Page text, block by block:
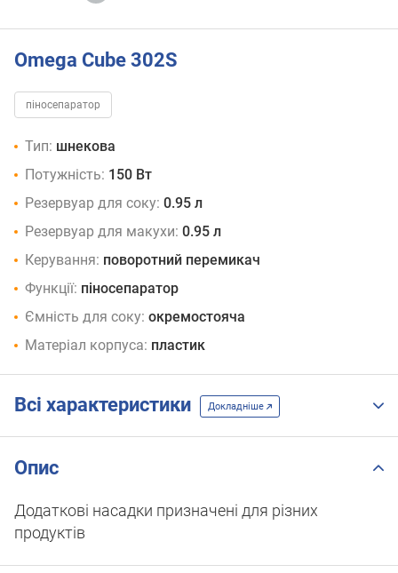
Omega Cube 302S
піносепаратор
Тип: шнекова
Потужність: 150 Вт
Резервуар для соку: 0.95 л
Резервуар для макухи: 0.95 л
Керування: поворотний перемикач
Функції: піносепаратор
Ємність для соку: окремостояча
Матеріал корпуса: пластик
Всі характеристики Докладніше
Опис
Додаткові насадки призначені для різних
продуктів